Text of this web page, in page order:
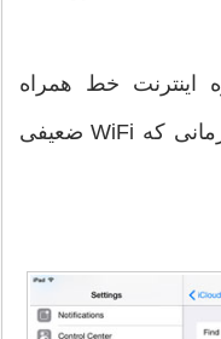
اینترنت خط همراه
(Cellular Date) رو فعال کنید تا زمانی که WiFi ضعیفی